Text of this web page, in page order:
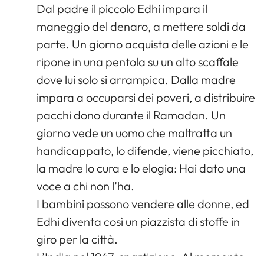
Dal padre il piccolo Edhi impara il
maneggio del denaro, a mettere soldi da
parte. Un giorno acquista delle azioni e le
ripone in una pentola su un alto scaffale
dove lui solo si arrampica. Dalla madre
impara a occuparsi dei poveri, a distribuire
pacchi dono durante il Ramadan. Un
giorno vede un uomo che maltratta un
handicappato, lo difende, viene picchiato,
la madre lo cura e lo elogia: Hai dato una
voce a chi non l’ha.
I bambini possono vendere alle donne, ed
Edhi diventa così un piazzista di stoffe in
giro per la città.